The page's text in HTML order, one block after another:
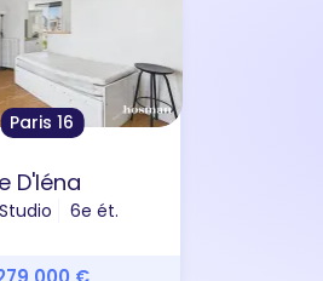
Paris 16
D'Iéna
Studio 6e ét.